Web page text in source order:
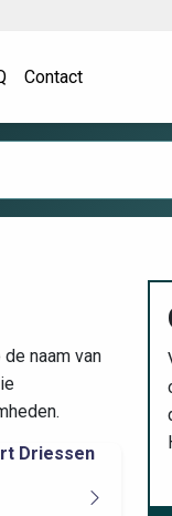
Contact
naam van
Driessen